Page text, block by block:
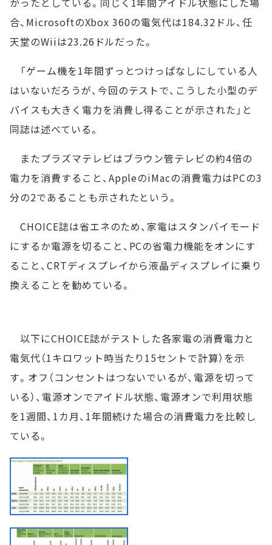
合、MicrosoftのXbox 360の電気代は184.32ドル、任
天堂のWiiは23.26ドルだった。
「ゲーム機を1年間ずっとつけっぱなしにしている人
はいないだろうが、今回のテストで、こうした小型のデ
バイスも大きく電力を消費し得ることが示された」と
同誌は述べている。
またプラズマテレビはブラウン管テレビの約4倍の
電力を消費すること、AppleのiMacの消費電力はPCの3
分の2であることも示されたという。
CHOICE誌は省エネのため、家電はスタンバイモード
にするか電源を切ること、PCの省電力機能をオンにす
ること、CRTディスプレイから液晶ディスプレイに乗り
換えることを勧めている。
以下にCHOICE誌がテストした各家電の消費電力と
電気代（1キロワット時当たり15セントで計算）を示
す。オフ（コンセントはつないでいるが、電源を切って
いる）、電源オンでアイドル状態、電源オンで利用状態
を1週間、1カ月、1年間続けた場合の消費電力を比較し
ている。